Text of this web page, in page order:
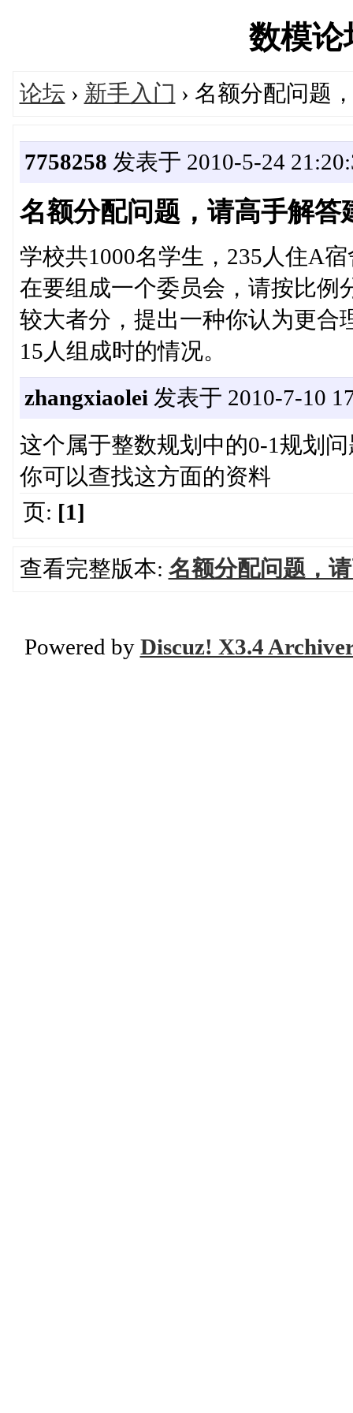
数模论
论坛 › 新手入门 › 名额分配问题
7758258 发表于 2010-5-24
名额分配问题，请高手解答
学校共1000名学生，235人住A
在要组成一个委员会，请按比例
较大者分，提出一种你认为更合
15人组成时的情况。
zhangxiaolei 发表于 2010-7-10
这个属于整数规划中的0-1规划问
你可以查找这方面的资料
页: [1]
查看完整版本: 名额分配问题，
Powered by Discuz! X3.4